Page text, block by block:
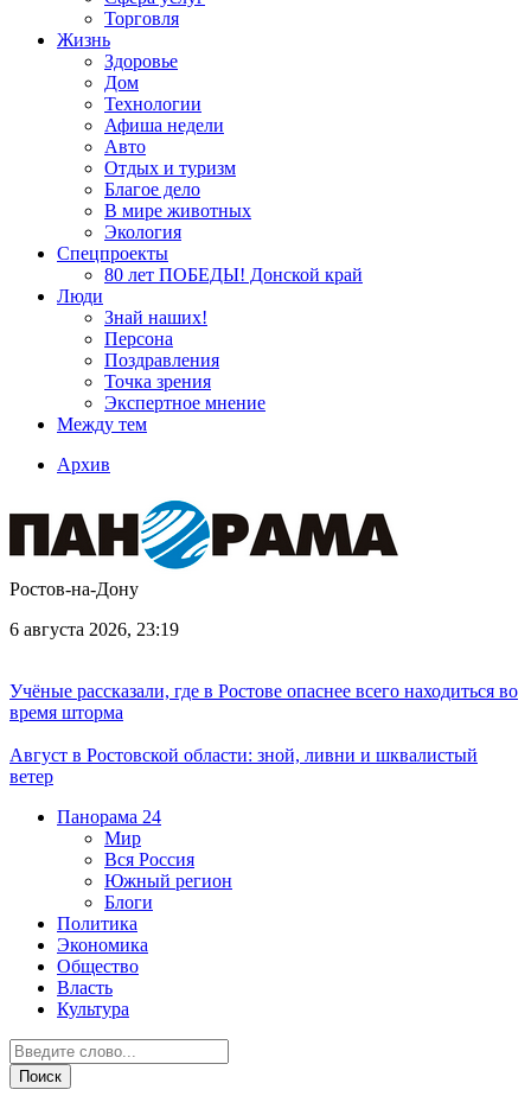
Торговля
Жизнь
Здоровье
Дом
Технологии
Афиша недели
Авто
Отдых и туризм
Благое дело
В мире животных
Экология
Спецпроекты
80 лет ПОБЕДЫ! Донской край
Люди
Знай наших!
Персона
Поздравления
Точка зрения
Экспертное мнение
Между тем
Архив
Ростов-на-Дону
6 августа 2026, 23:19
Учёные рассказали, где в Ростове опаснее всего находиться во
время шторма
Август в Ростовской области: зной, ливни и шквалистый
ветер
Панорама 24
Мир
Вся Россия
Южный регион
Блоги
Политика
Экономика
Общество
Власть
Культура